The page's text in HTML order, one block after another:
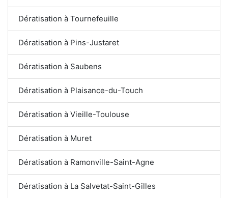
Dératisation à Tournefeuille
Dératisation à Pins-Justaret
Dératisation à Saubens
Dératisation à Plaisance-du-Touch
Dératisation à Vieille-Toulouse
Dératisation à Muret
Dératisation à Ramonville-Saint-Agne
Dératisation à La Salvetat-Saint-Gilles